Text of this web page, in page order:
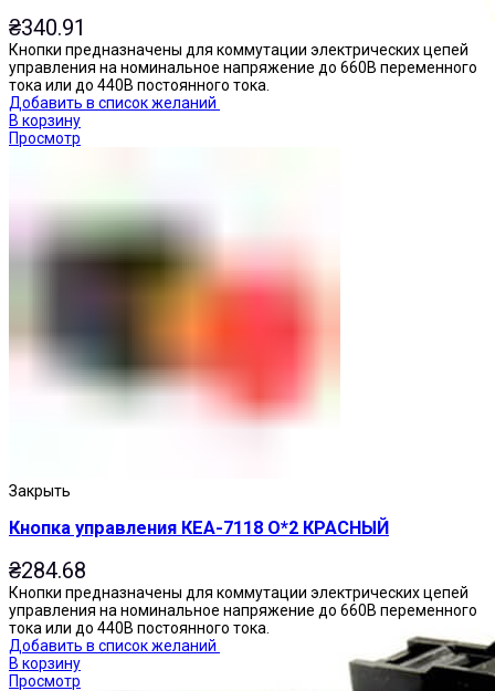
₴340.91
Кнопки предназначены для коммутации электрических цепей
управления на номинальное напряжение до 660В переменного
тока или до 440В постоянного тока.
Добавить в список желаний
В корзину
Просмотр
Закрыть
Кнопка управления КЕА-7118 О*2 КРАСНЫЙ
₴284.68
Кнопки предназначены для коммутации электрических цепей
управления на номинальное напряжение до 660В переменного
тока или до 440В постоянного тока.
Добавить в список желаний
В корзину
Просмотр